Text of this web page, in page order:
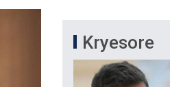
Kryesore